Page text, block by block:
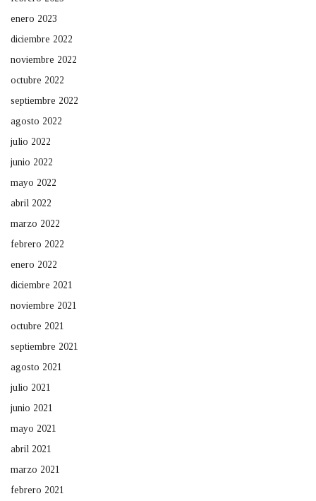
enero 2023
diciembre 2022
noviembre 2022
octubre 2022
septiembre 2022
agosto 2022
julio 2022
junio 2022
mayo 2022
abril 2022
marzo 2022
febrero 2022
enero 2022
diciembre 2021
noviembre 2021
octubre 2021
septiembre 2021
agosto 2021
julio 2021
junio 2021
mayo 2021
abril 2021
marzo 2021
febrero 2021